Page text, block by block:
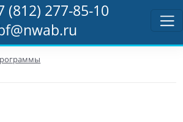
(812) 277-85-10